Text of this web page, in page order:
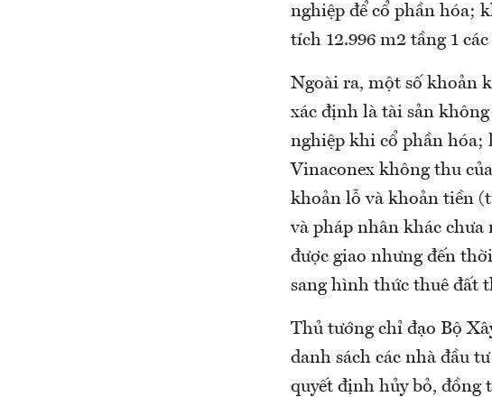
nghiệp để cổ phần hóa;
tích 12.996 m2 tầng 1
Ngoài ra, một số khoản
xác định là tài sản
nghiệp khi cổ phần hóa;
Vinaconex không thu
khoản lỗ và khoản tiền
và pháp nhân khác
được giao nhưng đến
sang hình thức thuê đất
Thủ tướng chỉ đạo Bộ
danh sách các nhà đầu
quyết định hủy bỏ, đồng